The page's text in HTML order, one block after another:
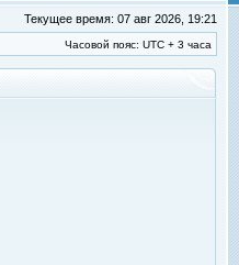
Текущее время: 07 авг 2026, 19:21
Часовой пояс: UTC + 3 часа